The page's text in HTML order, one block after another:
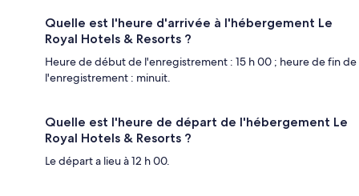
Quelle est l'heure d'arrivée à l'hébergement Le
Royal Hotels & Resorts ?
Heure de début de l'enregistrement : 15 h 00 ; heure de fin de
l'enregistrement : minuit.
Quelle est l'heure de départ de l'hébergement Le
Royal Hotels & Resorts ?
Le départ a lieu à 12 h 00.